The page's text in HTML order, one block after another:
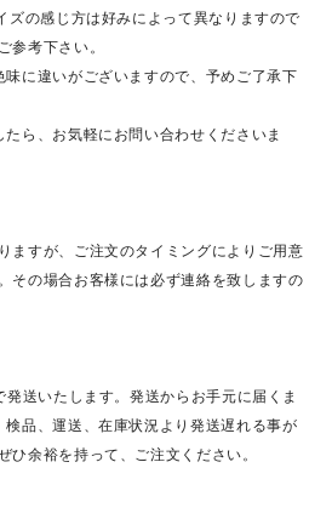
ズの感じ方は好みによって異なりますので
参考下さい。
に違いがございますので、予めご了承下
ら、お気軽にお問い合わせくださいま
ますが、ご注文のタイミングによりご用意
その場合お客様には必ず連絡を致しますの
送いたします。発送からお手元に届くま
品、運送、在庫状況より発送遅れる事が
ひ余裕を持って、ご注文ください。